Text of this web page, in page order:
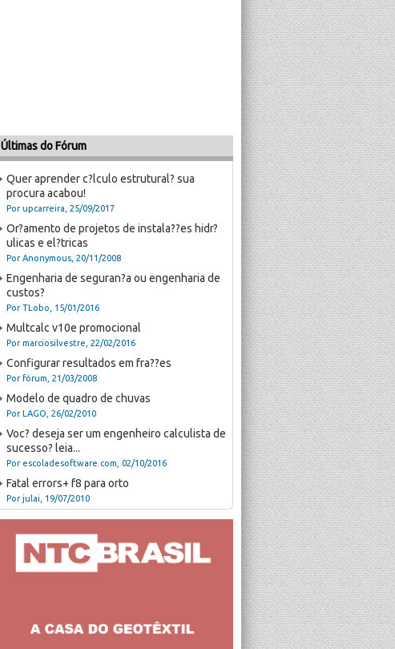
Últimas do Fórum
Quer aprender c?lculo estrutural? sua
procura acabou!
Por upcarreira, 25/09/2017
Or?amento de projetos de instala??es hidr?
ulicas e el?tricas
Por Anonymous, 20/11/2008
Engenharia de seguran?a ou engenharia de
custos?
Por TLobo, 15/01/2016
Multcalc v10e promocional
Por marciosilvestre, 22/02/2016
Configurar resultados em fra??es
Por fórum, 21/03/2008
Modelo de quadro de chuvas
Por LAGO, 26/02/2010
Voc? deseja ser um engenheiro calculista de
sucesso? leia...
Por escoladesoftware.com, 02/10/2016
Fatal errors+ f8 para orto
Por julai, 19/07/2010